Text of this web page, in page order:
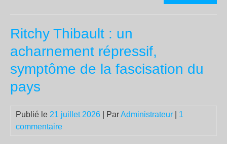
et
Ritchy Thibault : un
acharnement répressif,
symptôme de la fascisation du
pays
Publié le 21 juillet 2026 | ParAdministrateur
1
commentaire